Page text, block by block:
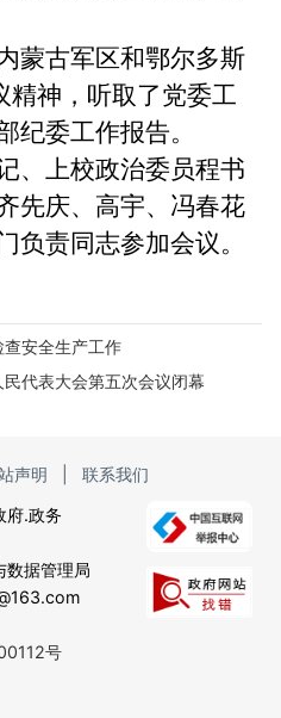
古军区和鄂尔多斯
精神，听取了党委工
纪委工作报告。
上校政治委员程书
先庆、高宇、冯春花
负责同志参加会议。
安全生产工作
代表大会第五次会议闭幕
声明
联系我们
府.政务
数据管理局
号